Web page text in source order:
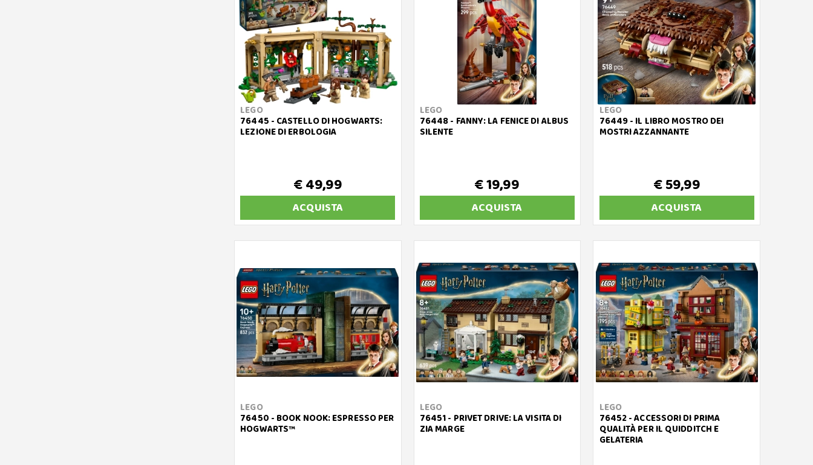
LEGO
76445 - CASTELLO DI HOGWARTS:
LEZIONE DI ERBOLOGIA
€ 49,99
ACQUISTA
LEGO
76448 - FANNY: LA FENICE DI ALBUS
SILENTE
€ 19,99
ACQUISTA
LEGO
76449 - IL LIBRO MOSTRO DEI
MOSTRI AZZANNANTE
€ 59,99
ACQUISTA
LEGO
76450 - BOOK NOOK: ESPRESSO PER
HOGWARTS™
LEGO
76451 - PRIVET DRIVE: LA VISITA DI
ZIA MARGE
LEGO
76452 - ACCESSORI DI PRIMA
QUALITÀ PER IL QUIDDITCH E
GELATERIA